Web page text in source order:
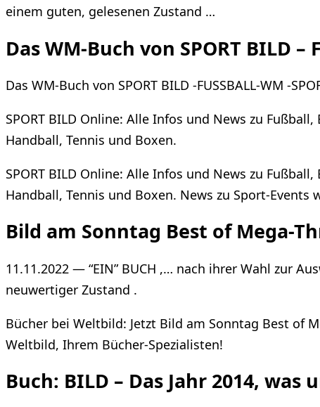
einem guten, gelesenen Zustand …
Das WM-Buch von SPORT BILD –
Das WM-Buch von SPORT BILD -FUSSBALL-WM -
SPORT BILD Online: Alle Infos und News zu
Handball, Tennis und Boxen.
SPORT BILD Online: Alle Infos und News zu
Handball, Tennis und Boxen. News zu Sport-Events
Bild am Sonntag Best of Mega-
11.11.2022 — “EIN” BUCH ,… nach ihrer Wahl zur
neuwertiger Zustand .
Bücher bei Weltbild: Jetzt Bild am Sonntag Best of
Weltbild, Ihrem Bücher-Spezialisten!
Buch: BILD – Das Jahr 2014,